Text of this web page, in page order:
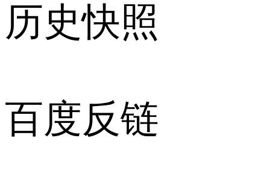
历史快照
百度反链